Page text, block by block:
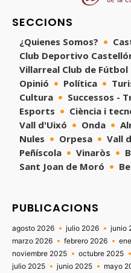
SECCIONS
¿Quienes Somos?
Club Deportivo
Villarreal Club de Fútbol
Opinió
Política
Cultura
Successos -
Esports
Ciència i
Vall d'Uixó
Onda
Nules
Orpesa Vall
Peñíscola
Vinaròs
Sant Joan de Moró
PUBLICACIONS
agosto 2026 julio 2026 junio
marzo 2026
febrero 2026
noviembre 2025
octubre 2025
julio 2025
junio 2025 mayo